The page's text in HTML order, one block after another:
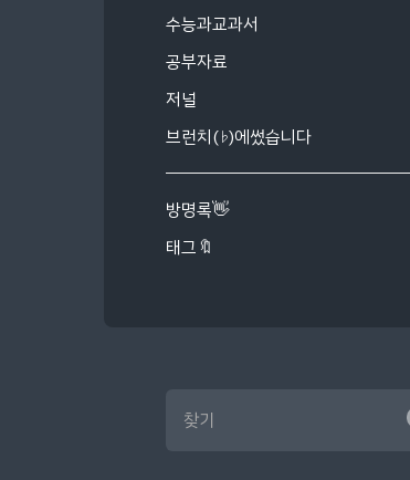
수능과교과서
공부자료
저널
브런치(♭)에썼습니다
방명록👋
태그🔖